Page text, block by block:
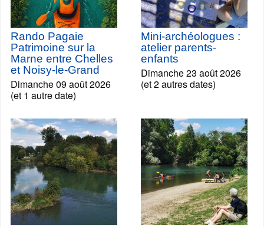
Rando Pagaie
Patrimoine sur la
Marne entre Chelles
et Noisy-le-Grand
Dimanche 09 août 2026
(et 1 autre date)
Mini-archéologues :
atelier parents-
enfants
Dimanche 23 août 2026
(et 2 autres dates)